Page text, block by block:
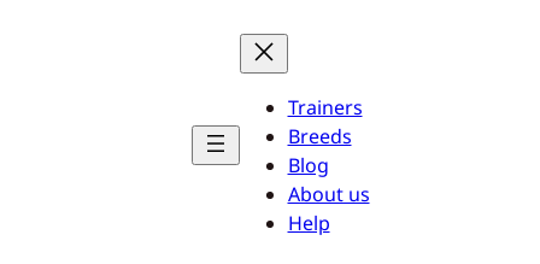
Trainers
Breeds
Blog
About us
Help